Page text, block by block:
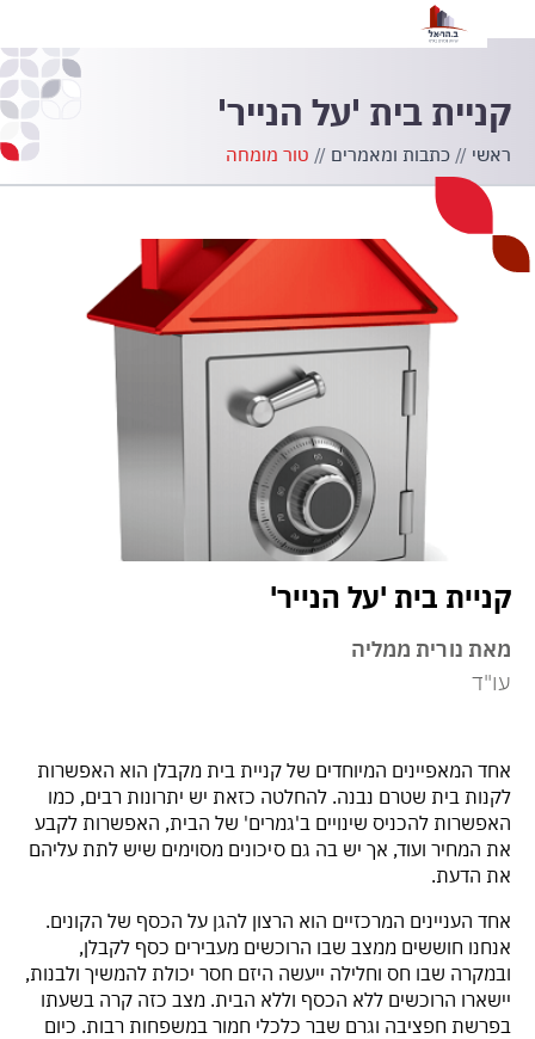
קניית בית 'על הנייר'
ראשי // כתבות ומאמרים // טור מומחה
קניית בית 'על הנייר'
מאת נורית ממליה
עו"ד
אחד המאפיינים המיוחדים של קניית בית מקבלן הוא האפשרות
לקנות בית שטרם נבנה. להחלטה כזאת יש יתרונות רבים, כמו
האפשרות להכניס שינויים ב'גמרים' של הבית, האפשרות לקבע
את המחיר ועוד, אך יש בה גם סיכונים מסוימים שיש לתת עליהם
את הדעת.
אחד העניינים המרכזיים הוא הרצון להגן על הכסף של הקונים.
אנחנו חוששים ממצב שבו הרוכשים מעבירים כסף לקבלן,
ובמקרה שבו חס וחלילה ייעשה היזם חסר יכולת להמשיך ולבנות,
יישארו הרוכשים ללא הכסף וללא הבית. מצב כזה קרה בשעתו
בפרשת חפציבה וגרם שבר כלכלי חמור במשפחות רבות. כיום